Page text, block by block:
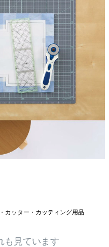
カッター・カッティング用品
も見ています